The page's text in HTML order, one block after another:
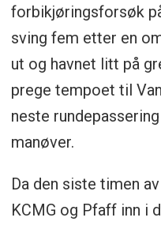
forbikjøringsforsøk
sving fem etter en
ut og havnet litt på
prege tempoet til
neste
manøver.
Da den siste timen
KCMG og Pfaff inn i